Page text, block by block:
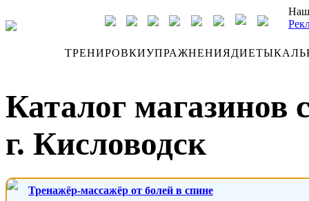
ТРЕНИРОВКИУПРАЖНЕНИЯДИЕТЫ
Каталог магазинов
г. Кисловодск
Тренажёр-массажёр от болей в спине